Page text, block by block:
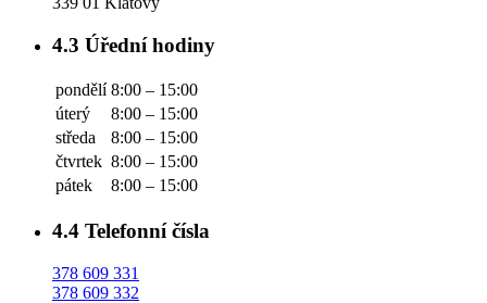
4.3 Úřední hodiny
pondělí 8:00 – 15:00
úterý
8:00 – 15:00
středa
8:00 – 15:00
čtvrtek 8:00 – 15:00
pátek
8:00 – 15:00
4.4 Telefonní čísla
378 609 331
378 609 332